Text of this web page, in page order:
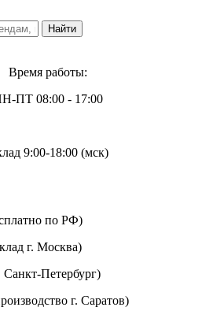
Время работы:
ПТ 08:00 - 17:00
9:00-18:00 (мск)
по РФ)
г. Москва)
Санкт-Петербург)
г. Саратов)